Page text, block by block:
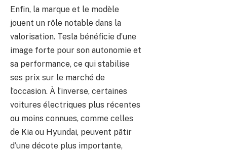
Enfin, la marque et le modèle
jouent un rôle notable dans la
valorisation. Tesla bénéficie d’une
image forte pour son autonomie et
sa performance, ce qui stabilise
ses prix sur le marché de
l’occasion. À l’inverse, certaines
voitures électriques plus récentes
ou moins connues, comme celles
de Kia ou Hyundai, peuvent pâtir
d’une décote plus importante,